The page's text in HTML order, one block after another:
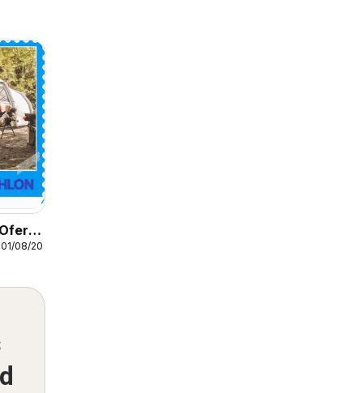
08/2026